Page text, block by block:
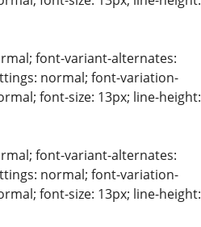
font-variant-alternates:
normal; font-variation-
font-size: 13px; line-height:
font-variant-alternates:
normal; font-variation-
font-size: 13px; line-height: